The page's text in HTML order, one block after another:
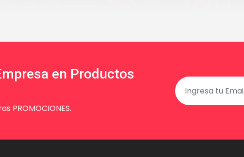
en Productos
PROMOCIONES.